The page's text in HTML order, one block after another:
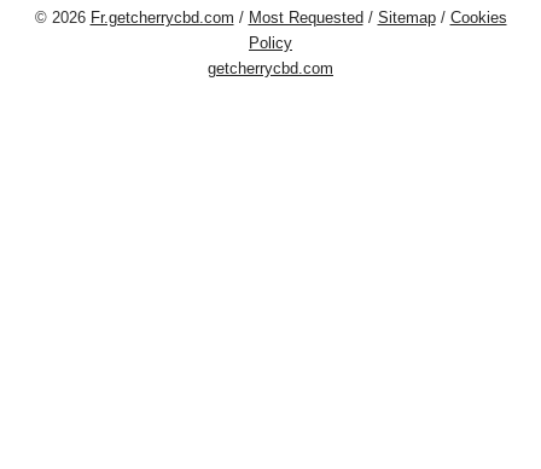
© 2026 Fr.getcherrycbd.com / Most Requested / Sitemap/ Cookies
Policy
getcherrycbd.com